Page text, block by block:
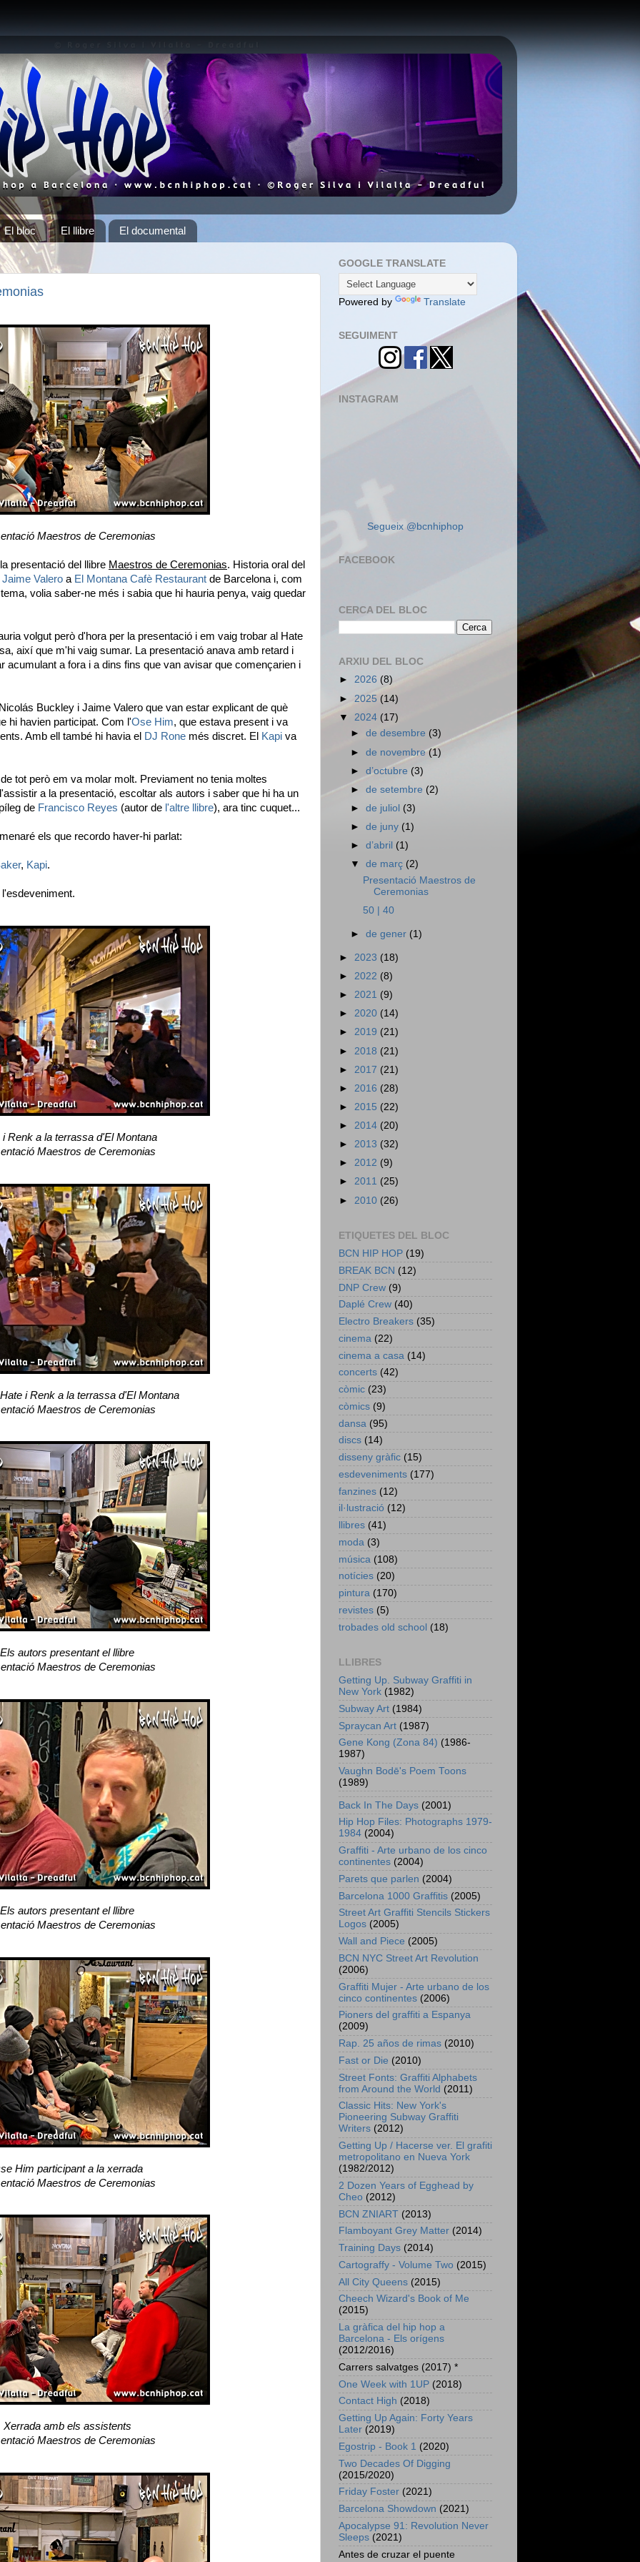
El bloc El llibre El documental
Maestros de Ceremonias
presentació del llibre Maestros de Ceremonias. Historia oral del
Jaime Valero a El Montana Cafè Restaurant de Barcelona i, com
volia saber-ne més i sabia que hi hauria penya, vaig quedar
volgut però d'hora per la presentació i em vaig trobar al Hate
així que m'hi vaig sumar. La presentació anava amb retard i
acumulant a fora i a dins fins que van avisar que començarien i
Buckley i Jaime Valero que van estar explicant de què
hi havien participat. Com l'Ose Him, que estava present i va
Amb ell també hi havia el DJ Rone més discret. El Kapi va
tot però em va molar molt. Previament no tenia moltes
a la presentació, escoltar als autors i saber que hi ha un
de Francisco Reyes (autor de l'altre llibre), ara tinc cuquet...
els que recordo haver-hi parlat:
, Kapi.
i Renk a la terrassa d'El Montana
Maestros de Ceremonias
i Renk a la terrassa d'El Montana
Maestros de Ceremonias
Els autors presentant el llibre
Maestros de Ceremonias
Els autors presentant el llibre
Maestros de Ceremonias
Him participant a la xerrada
Maestros de Ceremonias
Xerrada amb els assistents
Maestros de Ceremonias
GOOGLE TRANSLATE
Powered by Translate
SEGUIMENT
INSTAGRAM
Segueix @bcnhiphop
FACEBOOK
CERCA DEL BLOC
ARXIU DEL BLOC
► 2026 (8)
► 2025 (14)
▼ 2024 (17)
►de desembre (3)
►de novembre(1)
►d’octubre (3)
►de setembre (2)
►de juliol (3)
►de juny (1)
►d’abril (1)
▼de març (2)
Presentació Maestros de
Ceremonias
50 | 40
►de gener (1)
► 2023 (18)
► 2022 (8)
► 2021 (9)
► 2020 (14)
► 2019 (21)
► 2018 (21)
► 2017 (21)
► 2016 (28)
► 2015 (22)
► 2014 (20)
► 2013 (32)
► 2012 (9)
► 2011 (25)
► 2010 (26)
ETIQUETES DEL BLOC
BCN HIP HOP (19)
BREAK BCN (12)
DNP Crew (9)
Daplé Crew (40)
Electro Breakers (35)
cinema (22)
cinema a casa (14)
concerts (42)
còmic (23)
còmics (9)
dansa (95)
discs (14)
disseny gràfic (15)
esdeveniments (177)
fanzines (12)
il·lustració (12)
llibres (41)
moda (3)
música (108)
notícies (20)
pintura (170)
revistes (5)
trobades old school (18)
LLIBRES
Getting Up. Subway Graffiti in
New York (1982)
Subway Art (1984)
Spraycan Art (1987)
Gene Kong (Zona 84) (1986-
1987)
Vaughn Bodē's Poem Toons
(1989)
Back In The Days (2001)
Hip Hop Files: Photographs 1979-
1984 (2004)
Graffiti - Arte urbano de los cinco
continentes (2004)
Parets que parlen (2004)
Barcelona 1000 Graffitis (2005)
Street Art Graffiti Stencils Stickers
Logos (2005)
Wall and Piece (2005)
BCN NYC Street Art Revolution
(2006)
Graffiti Mujer - Arte urbano de los
cinco continentes (2006)
Pioners del graffiti a Espanya
(2009)
Rap. 25 años de rimas (2010)
Fast or Die (2010)
Street Fonts: Graffiti Alphabets
from Around the World (2011)
Classic Hits: New York's
Pioneering Subway Graffiti
Writers (2012)
Getting Up / Hacerse ver. El grafiti
metropolitano en Nueva York
(1982/2012)
2 Dozen Years of Egghead by
Cheo (2012)
BCN ZNIART (2013)
Flamboyant Grey Matter (2014)
Training Days (2014)
Cartograffy - Volume Two (2015)
All City Queens (2015)
Cheech Wizard's Book of Me
(2015)
La gràfica del hip hop a
Barcelona - Els orígens
(2012/2016)
Carrers salvatges (2017) *
One Week with 1UP (2018)
Contact High (2018)
Getting Up Again: Forty Years
Later (2019)
Egostrip - Book 1 (2020)
Two Decades Of Digging
(2015/2020)
Friday Foster (2021)
Barcelona Showdown (2021)
Apocalypse 91: Revolution Never
Sleeps (2021)
Antes de cruzar el puente